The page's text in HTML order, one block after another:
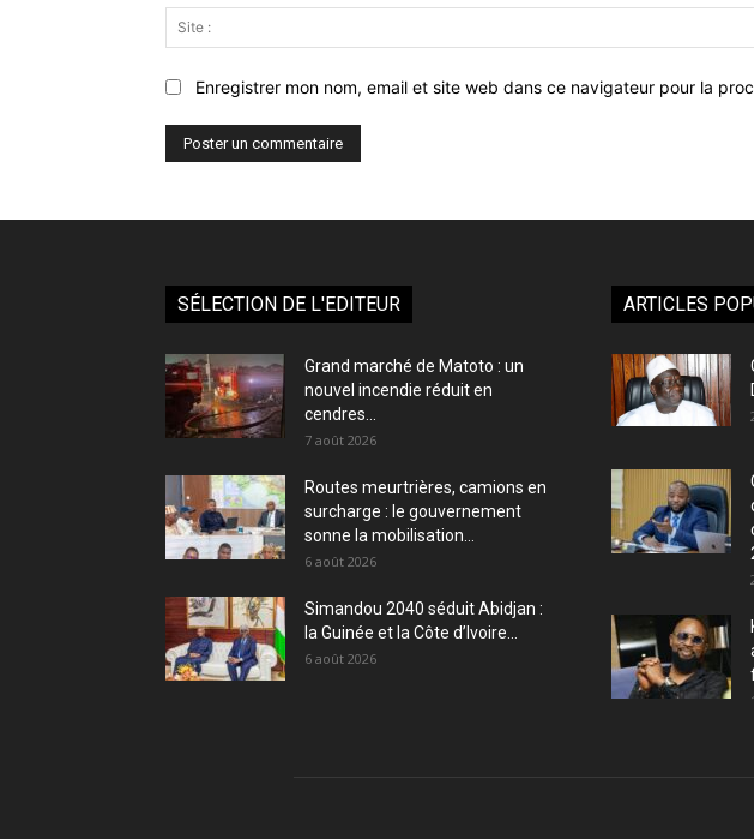
Enregistrer mon nom, email et site web dans ce navigateur pour la
SÉLECTION DE L'EDITEUR
Grand marché de Matoto : un
nouvel incendie réduit en
cendres...
7 août 2026
Routes meurtrières, camions en
surcharge : le gouvernement
sonne la mobilisation...
6 août 2026
Simandou 2040 séduit Abidjan :
la Guinée et la Côte d’Ivoire...
6 août 2026
ARTICLES